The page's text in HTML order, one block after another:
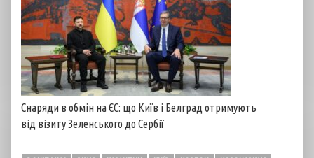
Снаряди в обмін на ЄС: що Київ і Белград отримують
від візиту Зеленського до Сербії